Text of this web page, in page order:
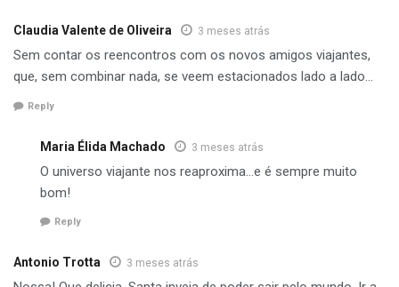
Claudia Valente de Oliveira 3 meses atrás
Sem contar os reencontros com os novos amigos viajantes,
que, sem combinar nada, se veem estacionados lado a lado…
Reply
Maria Élida Machado 3 meses atrás
O universo viajante nos reaproxima…e é sempre muito
bom!
Reply
Antonio Trotta 3 meses atrás